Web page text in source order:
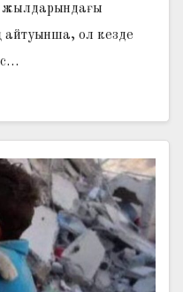
жылдарындағы
ол кезде